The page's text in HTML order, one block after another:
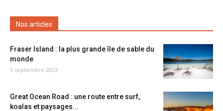
Nos articles
Fraser Island : la plus grande île de sable du
monde
5 septembre 2023
Great Ocean Road : une route entre surf,
koalas et paysages...